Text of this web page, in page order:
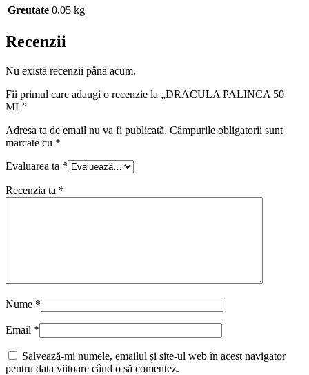
Greutate 0,05 kg
Recenzii
Nu există recenzii până acum.
Fii primul care adaugi o recenzie la „DRACULA PALINCA 50
ML”
Adresa ta de email nu va fi publicată. Câmpurile obligatorii sunt
marcate cu *
Evaluarea ta *
Recenzia ta *
Nume *
Email *
Salvează-mi numele, emailul și site-ul web în acest navigator
pentru data viitoare când o să comentez.